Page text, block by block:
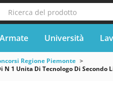
Ricerca del prodotto
Università
Regione Piemonte
N 1 Unita Di Tecnologo Di